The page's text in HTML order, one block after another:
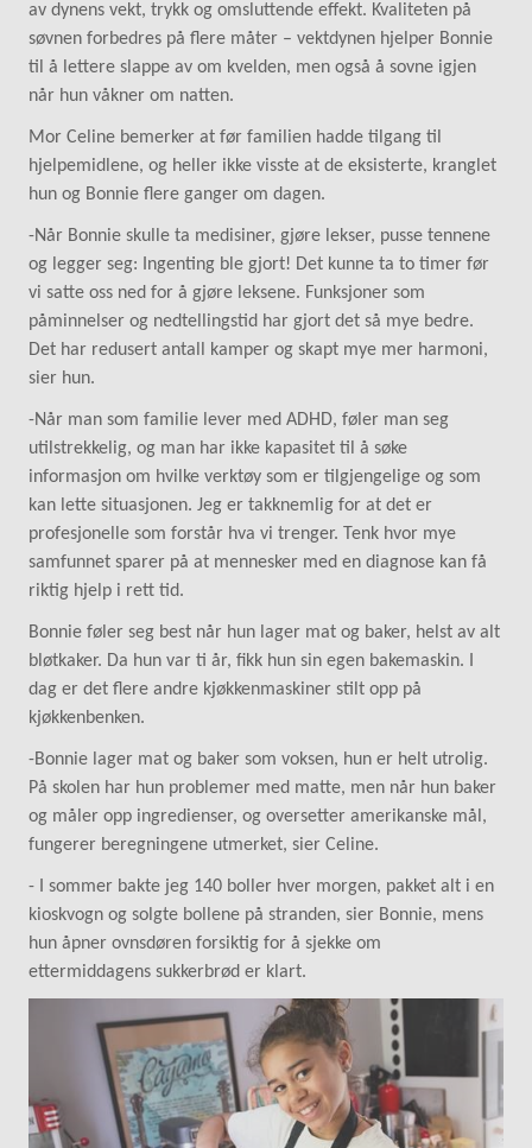
av dynens vekt, trykk og omsluttende effekt. Kvaliteten på
søvnen forbedres på flere måter – vektdynen hjelper Bonnie
til å lettere slappe av om kvelden, men også å sovne igjen
når hun våkner om natten.
Mor Celine bemerker at før familien hadde tilgang til
hjelpemidlene, og heller ikke visste at de eksisterte, kranglet
hun og Bonnie flere ganger om dagen.
-Når Bonnie skulle ta medisiner, gjøre lekser, pusse tennene
og legger seg: Ingenting ble gjort! Det kunne ta to timer før
vi satte oss ned for å gjøre leksene. Funksjoner som
påminnelser og nedtellingstid har gjort det så mye bedre.
Det har redusert antall kamper og skapt mye mer harmoni,
sier hun.
-Når man som familie lever med ADHD, føler man seg
utilstrekkelig, og man har ikke kapasitet til å søke
informasjon om hvilke verktøy som er tilgjengelige og som
kan lette situasjonen. Jeg er takknemlig for at det er
profesjonelle som forstår hva vi trenger. Tenk hvor mye
samfunnet sparer på at mennesker med en diagnose kan få
riktig hjelp i rett tid.
Bonnie føler seg best når hun lager mat og baker, helst av alt
bløtkaker. Da hun var ti år, fikk hun sin egen bakemaskin. I
dag er det flere andre kjøkkenmaskiner stilt opp på
kjøkkenbenken.
-Bonnie lager mat og baker som voksen, hun er helt utrolig.
På skolen har hun problemer med matte, men når hun baker
og måler opp ingredienser, og oversetter amerikanske mål,
fungerer beregningene utmerket, sier Celine.
- I sommer bakte jeg 140 boller hver morgen, pakket alt i en
kioskvogn og solgte bollene på stranden, sier Bonnie, mens
hun åpner ovnsdøren forsiktig for å sjekke om
ettermiddagens sukkerbrød er klart.